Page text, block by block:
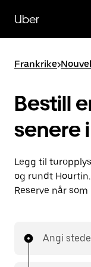
hovedinnholdet
Uber
Frankrike>
Bestill
senere
Legg til
og rundt
Reserve når
Angi